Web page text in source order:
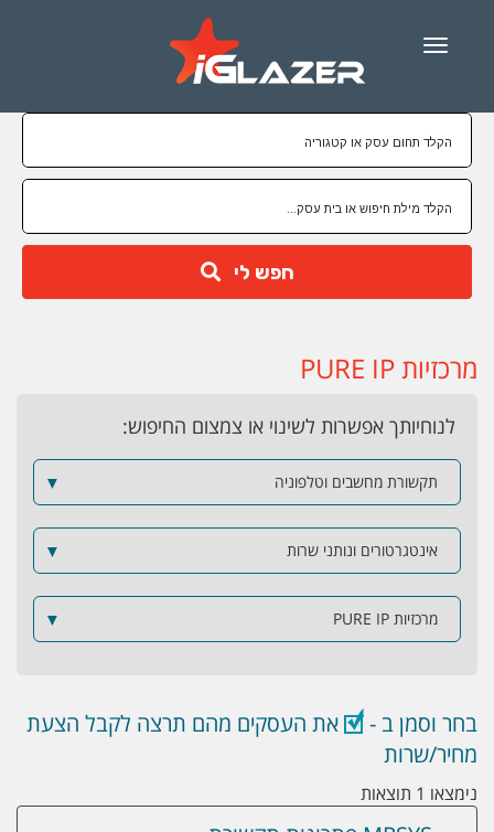
Menu
חפש לי
מרכזיות PURE IP
לנוחיותך אפשרות לשינוי או צמצום החיפוש:
תקשורת מחשבים וטלפוניה ▼
אינטגרטורים ונותני שרות ▼
מרכזיות PURE IP ▼
בחר וסמן ב -
את העסקים מהם תרצה לקבל הצעת
מחיר/שרות
נימצאו 1 תוצאות